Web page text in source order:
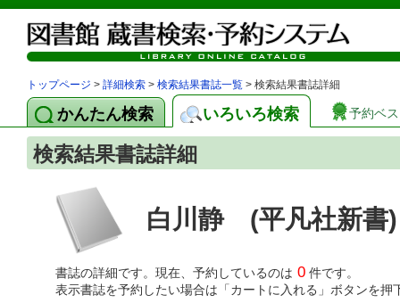
トップページ > 詳細検索 > 検索結果書誌一覧 > 検索結果書誌詳細
かんたん検索 いろいろ検索 予約ベ
検索結果書誌詳細
白川静 (平凡社新書)
書誌の詳細です。現在、予約しているのは 0 件です。
表示書誌を予約したい場合は「カートに入れる」ボタンを押